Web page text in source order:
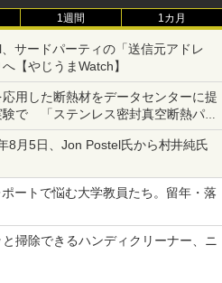
1週間 1カ月
サードパーティの「送信元アドレ
【やじうまWatch】
用した断熱材をデータセンターに提
で 「ステンレス密封真空断熱パネ
月5日、Jon Postel氏から村井純氏
ートで悩む大学教員たち。留年・落
掃除できるハンディクリーナー、ニ